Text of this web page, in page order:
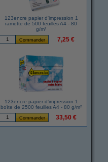
123encre papier d'impression 1
ramette de 500 feuilles A4 - 80
g/m²
7,25 €
123encre papier d'impression 1
boîte de 2500 feuilles A4 - 80 g/m²
33,50 €